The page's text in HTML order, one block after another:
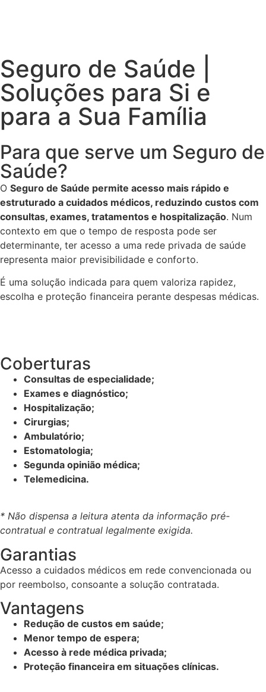
Seguro de Saúde |
Soluções para Si e
para a Sua Família
Para que serve um Seguro de
Saúde?
O Seguro de Saúde permite acesso mais rápido e
estruturado a cuidados médicos, reduzindo custos com
consultas, exames, tratamentos e hospitalização. Num
contexto em que o tempo de resposta pode ser
determinante, ter acesso a uma rede privada de saúde
representa maior previsibilidade e conforto.
É uma solução indicada para quem valoriza rapidez,
escolha e proteção financeira perante despesas médicas.
Coberturas
Consultas de especialidade;
Exames e diagnóstico;
Hospitalização;
Cirurgias;
Ambulatório;
Estomatologia;
Segunda opinião médica;
Telemedicina.
* Não dispensa a leitura atenta da informação pré-
contratual e contratual legalmente exigida.
Garantias
Acesso a cuidados médicos em rede convencionada ou
por reembolso, consoante a solução contratada.
Vantagens
Redução de custos em saúde;
Menor tempo de espera;
Acesso à rede médica privada;
Proteção financeira em situações clínicas.